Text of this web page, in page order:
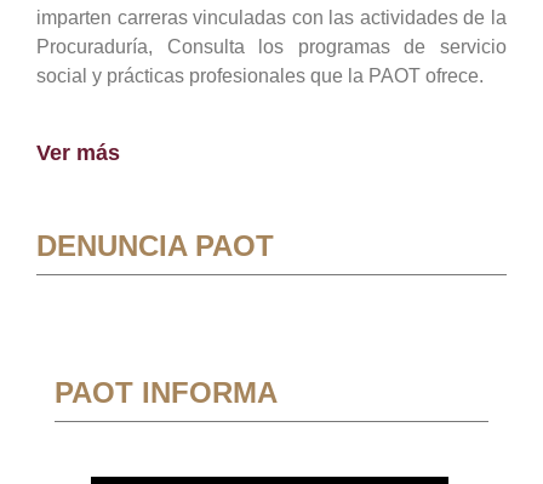
imparten carreras vinculadas con las actividades de la
Procuraduría, Consulta los programas de servicio
social y prácticas profesionales que la PAOT ofrece.
Ver más
DENUNCIA PAOT
PAOT INFORMA